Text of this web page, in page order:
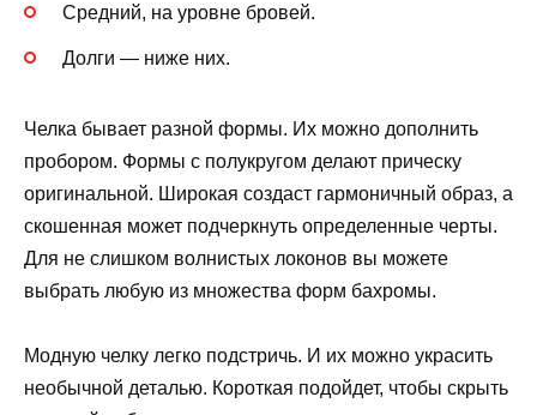
Средний, на уровне бровей.
Долги — ниже них.
Челка бывает разной формы. Их можно дополнить
пробором. Формы с полукругом делают прическу
оригинальной. Широкая создаст гармоничный образ, а
скошенная может подчеркнуть определенные черты.
Для не слишком волнистых локонов вы можете
выбрать любую из множества форм бахромы.
Модную челку легко подстричь. И их можно украсить
необычной деталью. Короткая подойдет, чтобы скрыть